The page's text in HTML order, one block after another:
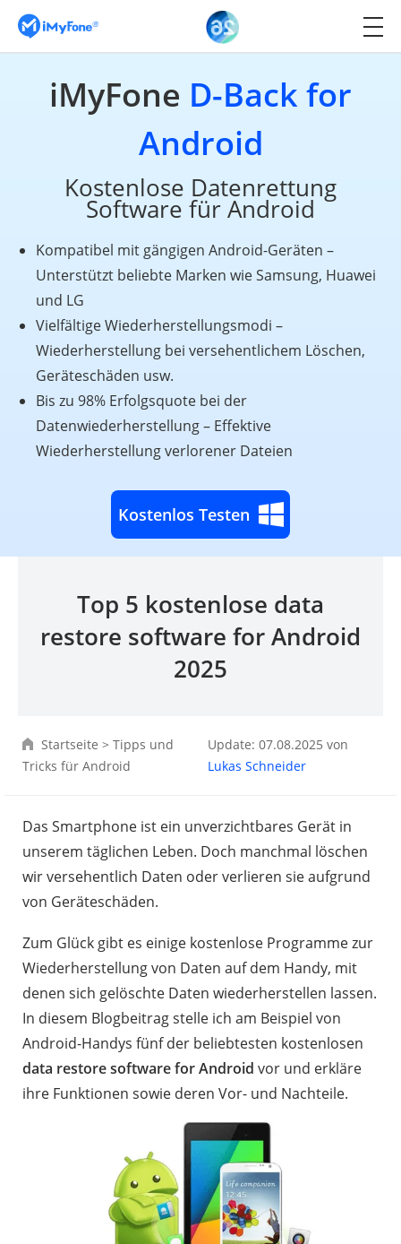
iMyFone D-Back for
Android
Kostenlose Datenrettung
Software für Android
Kompatibel mit gängigen Android-Geräten –
Unterstützt beliebte Marken wie Samsung, Huawei
und LG
Vielfältige Wiederherstellungsmodi –
Wiederherstellung bei versehentlichem Löschen,
Geräteschäden usw.
Bis zu 98% Erfolgsquote bei der
Datenwiederherstellung – Effektive
Wiederherstellung verlorener Dateien
Kostenlos Testen
Top 5 kostenlose data
restore software for Android
2025
Startseite > Tipps und
Tricks für Android
Update: 07.08.2025 von
Lukas Schneider
Das Smartphone ist ein unverzichtbares Gerät in
unserem täglichen Leben. Doch manchmal löschen
wir versehentlich Daten oder verlieren sie aufgrund
von Geräteschäden.
Zum Glück gibt es einige kostenlose Programme zur
Wiederherstellung von Daten auf dem Handy, mit
denen sich gelöschte Daten wiederherstellen lassen.
In diesem Blogbeitrag stelle ich am Beispiel von
Android-Handys fünf der beliebtesten kostenlosen
data restore software for Android vor und erkläre
ihre Funktionen sowie deren Vor- und Nachteile.